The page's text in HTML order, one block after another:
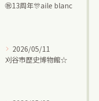
㊗13周年🎊aile blanc
2026/05/11
刈谷市歴史博物館☆